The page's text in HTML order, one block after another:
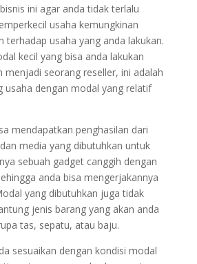
ini agar anda tidak terlalu
usaha kemungkinan
terhadap usaha yang anda lakukan.
kecil yang bisa anda lakukan
menjadi seorang reseller, ini adalah
usaha dengan modal yang relatif
mendapatkan penghasilan dari
media yang dibutuhkan untuk
sebuah gadget canggih dengan
anda bisa mengerjakannya
yang dibutuhkan juga tidak
jenis barang yang akan anda
tas, sepatu, atau baju.
sesuaikan dengan kondisi modal